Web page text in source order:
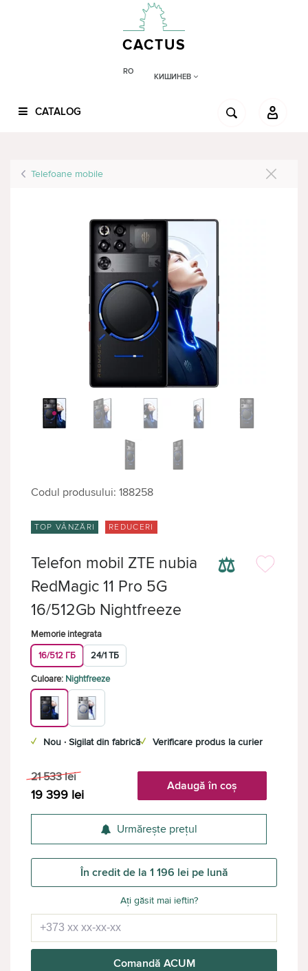
CACTUS
RO
КИШИНЕВ
CATALOG
Telefoane mobile
Codul produsului: 188258
TOP VÂNZĂRI REDUCERI
⚖
Telefon mobil ZTE nubia
RedMagic 11 Pro 5G
16/512Gb Nightfreeze
Memorie integrata
16/512 ГБ
24/1 ТБ
Culoare: Nightfreeze
✓ Nou · Sigilat din fabrică✓ Verificare produs la curier
21 533 lei
19 399 lei
Adaugă în coș
Urmărește prețul
În credit de la 1 196 lei pe lună
Ați găsit mai ieftin?
Comandă ACUM